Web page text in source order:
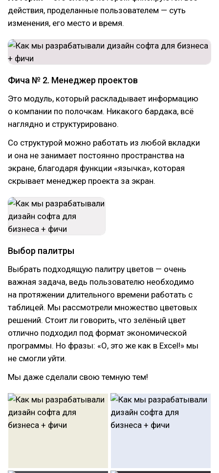
действия, проделанные пользователем — суть
изменения, его место и время.
Фича № 2. Менеджер проектов
Это модуль, который раскладывает информацию
о компании по полочкам. Никакого бардака, всё
наглядно и структурировано.
Со структурой можно работать из любой вкладки
и она не занимает постоянно пространства на
экране, благодаря функции «язычка», которая
скрывает менеджер проекта за экран.
Выбор палитры
Выбрать подходящую палитру цветов — очень
важная задача, ведь пользователю необходимо
на протяжении длительного времени работать с
таблицей. Мы рассмотрели множество цветовых
решений. Стоит ли говорить, что зелёный цвет
отлично подходил под формат экономической
программы. Но фразы: «О, это же как в Excel!» мы
не смогли уйти.
Мы даже сделали свою темную тем!